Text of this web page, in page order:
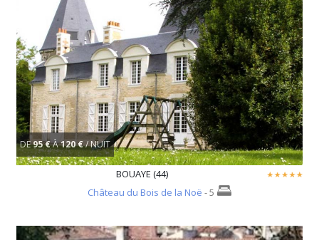
DE95 €À120 €/ NUIT
BOUAYE (44)
Château du Bois de la Noë - 5